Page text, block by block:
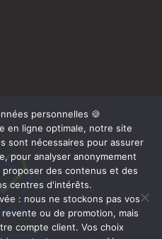
personnelles 🍪
en ligne optimale, notre site
sont nécessaires pour assurer
pour analyser anonymement
des contenus et des
centres d'intérêts.
: nous ne stockons pas vos
ou de promotion, mais
compte client. Vos choix